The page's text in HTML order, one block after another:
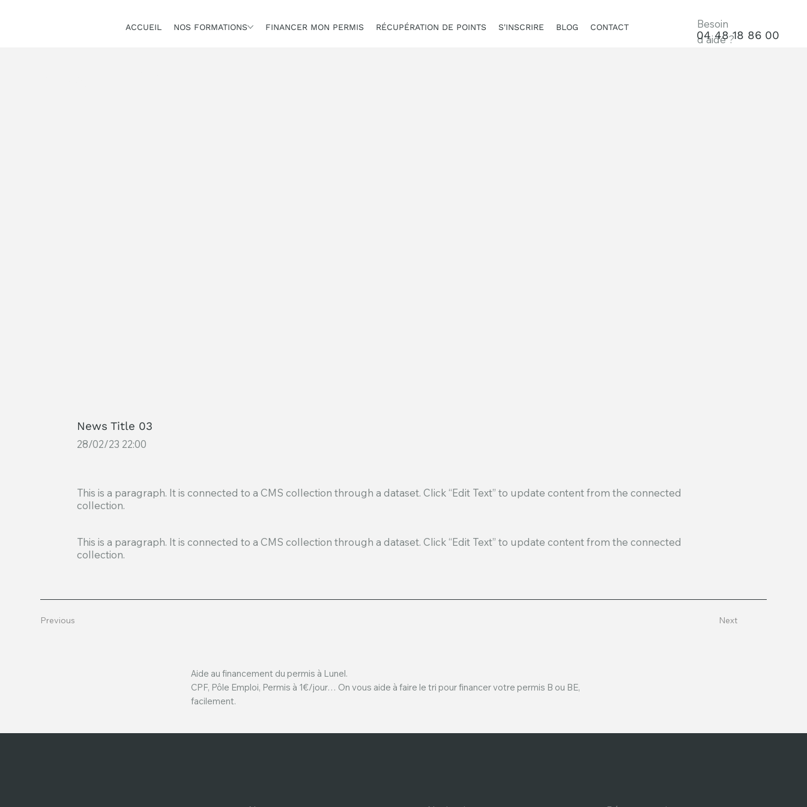
ACCUEIL NOS FORMATIONS FINANCER MON PERMIS RÉCUPÉRATION DE POINTS S'INSCRIRE BLOG CONTACT
Besoin
d'aide ?
04 48 18 86 00
News Title 03
28/02/23 22:00
This is a paragraph. It is connected to a CMS collection through a dataset. Click “Edit Text” to update content from the connected
collection.
This is a paragraph. It is connected to a CMS collection through a dataset. Click “Edit Text” to update content from the connected
collection.
Previous Next
Aide au financement du permis à Lunel.
CPF, Pôle Emploi, Permis à 1€/jour… On vous aide à faire le tri pour financer votre permis B ou BE,
facilement.